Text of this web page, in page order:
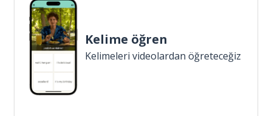
Kelime öğren
Kelimeleri videolardan öğreteceğiz